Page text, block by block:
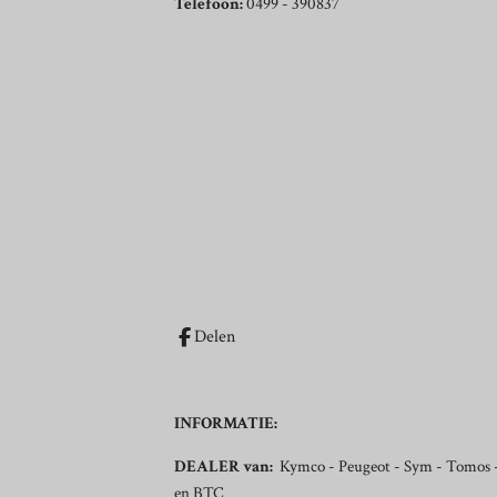
Delen
INFORMATIE:
DEALER van: Kymco - Peugeot - Sym -
en BTC